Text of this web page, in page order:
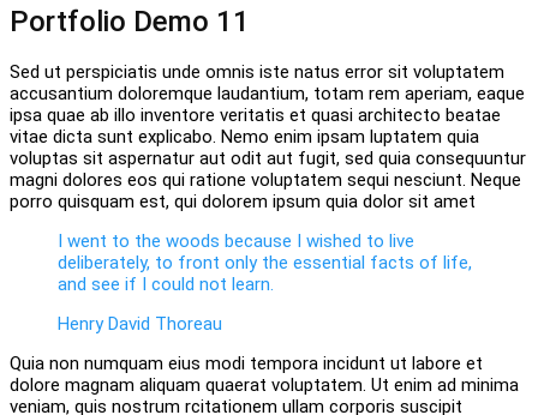
Portfolio Demo 11
Sed ut perspiciatis unde omnis iste natus error sit voluptatem
accusantium doloremque laudantium, totam rem aperiam, eaque
ipsa quae ab illo inventore veritatis et quasi architecto beatae
vitae dicta sunt explicabo. Nemo enim ipsam luptatem quia
voluptas sit aspernatur aut odit aut fugit, sed quia consequuntur
magni dolores eos qui ratione voluptatem sequi nesciunt. Neque
porro quisquam est, qui dolorem ipsum quia dolor sit amet
I went to the woods because I wished to live
deliberately, to front only the essential facts of life,
and see if I could not learn.
Henry David Thoreau
Quia non numquam eius modi tempora incidunt ut labore et
dolore magnam aliquam quaerat voluptatem. Ut enim ad minima
veniam, quis nostrum rcitationem ullam corporis suscipit